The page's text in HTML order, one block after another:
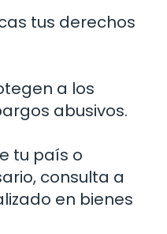
tus derechos
a los
abusivos.
tu país o
consulta a
en bienes